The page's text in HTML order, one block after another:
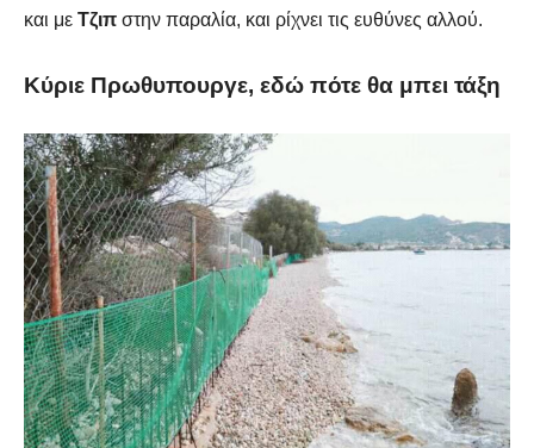
και με Τζιπ στην παραλία, και ρίχνει τις ευθύνες αλλού.
Κύριε Πρωθυπουργε, εδώ πότε θα μπει τάξη